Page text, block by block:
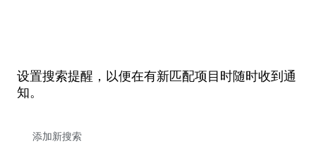
设置搜索提醒，以便在有新匹配项目时随时收到通
知。